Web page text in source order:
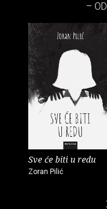
–
Sve će biti u redu
Zoran Pilić